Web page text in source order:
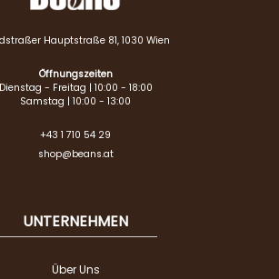
Hauptstraße 81, 1030 Wien
Öffnungszeiten
Dienstag - Freitag | 10:00 - 18:00
Samstag | 10:00 - 13:00
+43 1 710 54 29
shop@beans.at
UNTERNEHMEN
Über Uns